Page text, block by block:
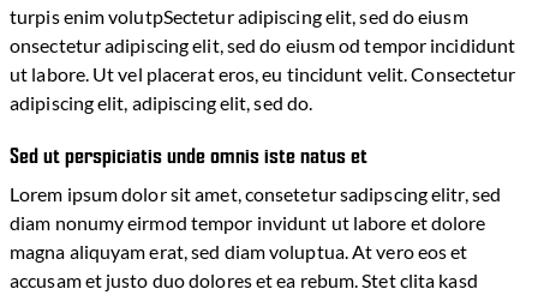
turpis enim volutpSectetur adipiscing elit, sed do eiusm
onsectetur adipiscing elit, sed do eiusm od tempor incididunt
ut labore. Ut vel placerat eros, eu tincidunt velit. Consectetur
adipiscing elit, adipiscing elit, sed do.
Sed ut perspiciatis unde omnis iste natus et
Lorem ipsum dolor sit amet, consetetur sadipscing elitr, sed
diam nonumy eirmod tempor invidunt ut labore et dolore
magna aliquyam erat, sed diam voluptua. At vero eos et
accusam et justo duo dolores et ea rebum. Stet clita kasd